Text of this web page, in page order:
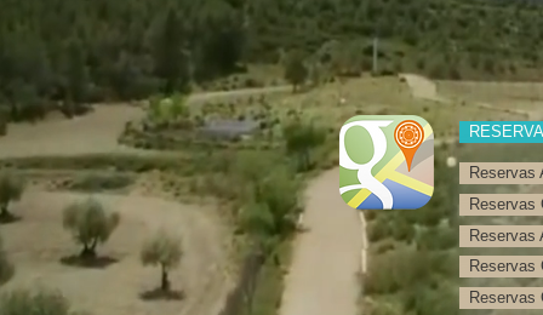
Reservas
Reservas
Reservas
Reservas
Reservas